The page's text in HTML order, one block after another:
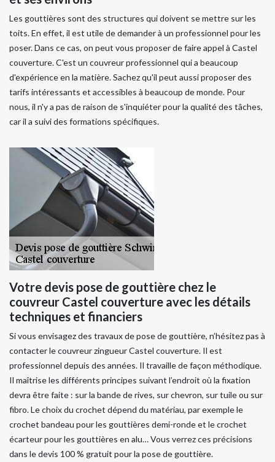
Les gouttières sont des structures qui doivent se mettre sur les
toits. En effet, il est utile de demander à un professionnel pour les
poser. Dans ce cas, on peut vous proposer de faire appel à Castel
couverture. C'est un couvreur professionnel qui a beaucoup
d'expérience en la matière. Sachez qu'il peut aussi proposer des
tarifs intéressants et accessibles à beaucoup de monde. Pour
nous, il n'y a pas de raison de s'inquiéter pour la qualité des tâches,
car il a suivi des formations spécifiques.
Votre devis pose de gouttière chez le
couvreur Castel couverture avec les détails
techniques et financiers
Si vous envisagez des travaux de pose de gouttière, n’hésitez pas à
contacter le couvreur zingueur Castel couverture. Il est
professionnel depuis des années. Il travaille de façon méthodique.
Il maîtrise les différents principes suivant l’endroit où la fixation
devra être faite : sur la bande de rives, sur chevron, sur tuile ou sur
fibro. Le choix du crochet dépend du matériau, par exemple le
crochet bandeau pour les gouttières demi-ronde et le crochet
écarteur pour les gouttières en alu… Vous verrez ces précisions
dans le devis 100 % gratuit pour la pose de gouttière.